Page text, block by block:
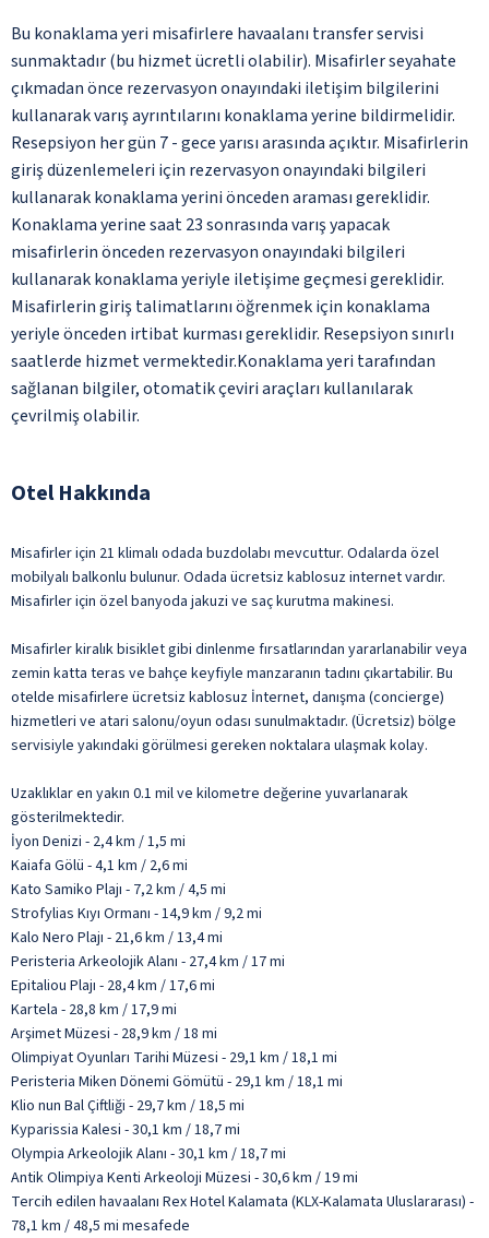
Bu konaklama yeri misafirlere havaalanı transfer servisi
sunmaktadır (bu hizmet ücretli olabilir). Misafirler seyahate
çıkmadan önce rezervasyon onayındaki iletişim bilgilerini
kullanarak varış ayrıntılarını konaklama yerine bildirmelidir.
Resepsiyon her gün 7 - gece yarısı arasında açıktır. Misafirlerin
giriş düzenlemeleri için rezervasyon onayındaki bilgileri
kullanarak konaklama yerini önceden araması gereklidir.
Konaklama yerine saat 23 sonrasında varış yapacak
misafirlerin önceden rezervasyon onayındaki bilgileri
kullanarak konaklama yeriyle iletişime geçmesi gereklidir.
Misafirlerin giriş talimatlarını öğrenmek için konaklama
yeriyle önceden irtibat kurması gereklidir. Resepsiyon sınırlı
saatlerde hizmet vermektedir.Konaklama yeri tarafından
sağlanan bilgiler, otomatik çeviri araçları kullanılarak
çevrilmiş olabilir.
Otel Hakkında
Misafirler için 21 klimalı odada buzdolabı mevcuttur. Odalarda özel
mobilyalı balkonlu bulunur. Odada ücretsiz kablosuz internet vardır.
Misafirler için özel banyoda jakuzi ve saç kurutma makinesi.
Misafirler kiralık bisiklet gibi dinlenme fırsatlarından yararlanabilir veya
zemin katta teras ve bahçe keyfiyle manzaranın tadını çıkartabilir. Bu
otelde misafirlere ücretsiz kablosuz İnternet, danışma (concierge)
hizmetleri ve atari salonu/oyun odası sunulmaktadır. (Ücretsiz) bölge
servisiyle yakındaki görülmesi gereken noktalara ulaşmak kolay.
Uzaklıklar en yakın 0.1 mil ve kilometre değerine yuvarlanarak
gösterilmektedir.
İyon Denizi - 2,4 km / 1,5 mi
Kaiafa Gölü - 4,1 km / 2,6 mi
Kato Samiko Plajı - 7,2 km / 4,5 mi
Strofylias Kıyı Ormanı - 14,9 km / 9,2 mi
Kalo Nero Plajı - 21,6 km / 13,4 mi
Peristeria Arkeolojik Alanı - 27,4 km / 17 mi
Epitaliou Plajı - 28,4 km / 17,6 mi
Kartela - 28,8 km / 17,9 mi
Arşimet Müzesi - 28,9 km / 18 mi
Olimpiyat Oyunları Tarihi Müzesi - 29,1 km / 18,1 mi
Peristeria Miken Dönemi Gömütü - 29,1 km / 18,1 mi
Klio nun Bal Çiftliği - 29,7 km / 18,5 mi
Kyparissia Kalesi - 30,1 km / 18,7 mi
Olympia Arkeolojik Alanı - 30,1 km / 18,7 mi
Antik Olimpiya Kenti Arkeoloji Müzesi - 30,6 km / 19 mi
Tercih edilen havaalanı Rex Hotel Kalamata (KLX-Kalamata Uluslararası) -
78,1 km / 48,5 mi mesafede